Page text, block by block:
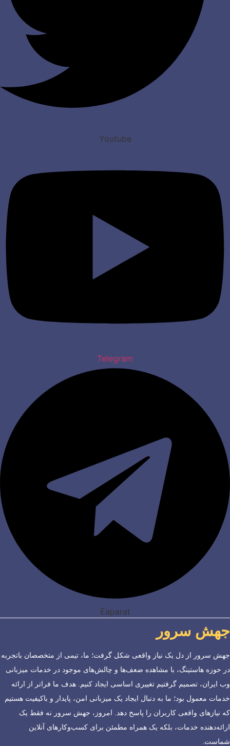
Youtube
Telegram
Eaparat
جهش سرور
جهش سرور از دل یک نیاز واقعی شکل گرفت؛ ما، تیمی از متخصصان باتجربه
در حوزه هاستینگ، با مشاهده ضعف‌ها و چالش‌های موجود در خدمات میزبانی
وب ایران، تصمیم گرفتیم تغییری اساسی ایجاد کنیم. هدف ما فراتر از ارائه
خدمات معمول بود؛ ما به دنبال ایجاد یک میزبانی امن، پایدار و باکیفیت هستیم
که نیازهای واقعی کاربران را پاسخ دهد. امروز، جهش سرور نه فقط یک
ارائه‌دهنده خدمات، بلکه یک همراه مطمئن برای کسب‌وکارهای آنلاین
شماست.